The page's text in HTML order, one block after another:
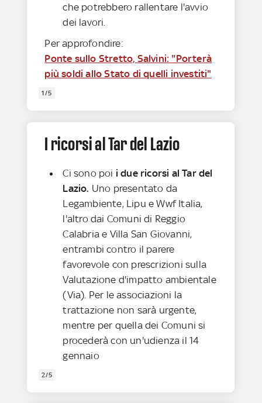
che potrebbero rallentare l'avvio
dei lavori.
Per approfondire:
Ponte sullo Stretto, Salvini: "Porterà
più soldi allo Stato di quelli investiti"
1/5
I ricorsi al Tar del Lazio
Ci sono poi i due ricorsi al Tar del
Lazio. Uno presentato da
Legambiente, Lipu e Wwf Italia,
l'altro dai Comuni di Reggio
Calabria e Villa San Giovanni,
entrambi contro il parere
favorevole con prescrizioni sulla
Valutazione d'impatto ambientale
(Via). Per le associazioni la
trattazione non sarà urgente,
mentre per quella dei Comuni si
procederà con un'udienza il 14
gennaio
2/5